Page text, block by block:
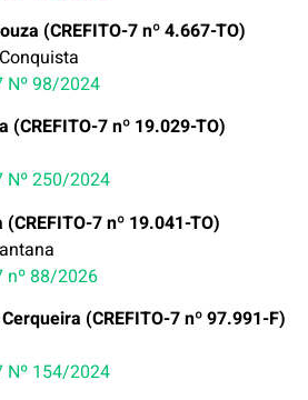
(CREFITO-7 nº 4.667-TO)
Nº 98/2024
(CREFITO-7 nº 19.029-TO)
Nº 250/2024
7 nº 19.041-TO)
nº 88/2026
(CREFITO-7 nº 97.991-F)
Nº 154/2024